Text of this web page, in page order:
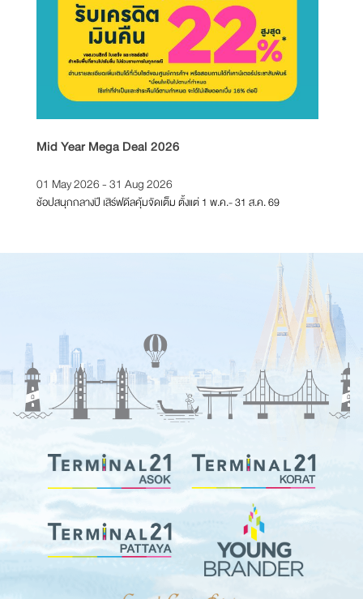
Mid Year Mega Deal 2026
01 May 2026 - 31 Aug 2026
ช้อปสนุกกลางปี เสิร์ฟดีลคุ้มจัดเต็ม ตั้งแต่ 1 พ.ค.- 31 ส.ค. 69